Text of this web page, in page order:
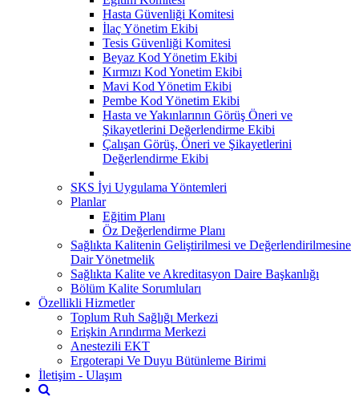
Hasta Güvenliği Komitesi
İlaç Yönetim Ekibi
Tesis Güvenliği Komitesi
Beyaz Kod Yönetim Ekibi
Kırmızı Kod Yonetim Ekibi
Mavi Kod Yönetim Ekibi
Pembe Kod Yönetim Ekibi
Hasta ve Yakınlarının Görüş Öneri ve
Şikayetlerini Değerlendirme Ekibi
Çalışan Görüş, Öneri ve Şikayetlerini
Değerlendirme Ekibi
SKS İyi Uygulama Yöntemleri
Planlar
Eğitim Planı
Öz Değerlendirme Planı
Sağlıkta Kalitenin Geliştirilmesi ve Değerlendirilmesine
Dair Yönetmelik
Sağlıkta Kalite ve Akreditasyon Daire Başkanlığı
Bölüm Kalite Sorumluları
Özellikli Hizmetler
Toplum Ruh Sağlığı Merkezi
Erişkin Arındırma Merkezi
Anestezili EKT
Ergoterapi Ve Duyu Bütünleme Birimi
İletişim - Ulaşım